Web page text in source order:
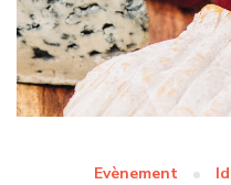
Evènement